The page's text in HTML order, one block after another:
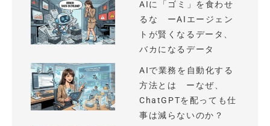
AIに「ゴミ」を食わせ
るな ーAIエージェン
トが賢くなるデータ、
バカになるデータ
AIで業務を自動化する
方法とは ーなぜ、
ChatGPTを配っても仕
事は減らないのか？